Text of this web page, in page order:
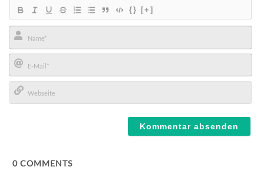
{} [+]
Name*
E-
Mail*
0 COMMENTS